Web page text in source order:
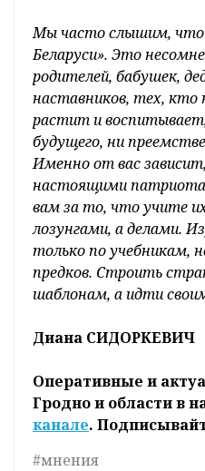
Мы часто слышим, что
Беларуси». Это
родителей, бабушек,
наставников, тех,
растит и
будущего, ни
Именно от вас
настоящими
вам за то, что учите
лозунгами, а делами.
только по учебникам,
предков. Строить
шаблонам, а идти
Диана СИДОРКЕВИЧ
Оперативные и
Гродно и области в
канале.
#мнения